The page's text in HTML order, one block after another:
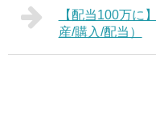
【配当100万に
産/購入/配当）